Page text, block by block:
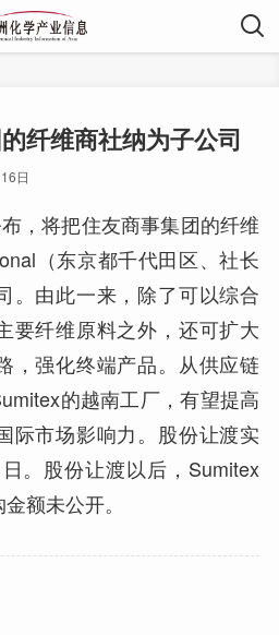
纤维商社纳为子公司
日
将把住友商事集团的纤维
（东京都千代田区、社长
。由此一来，除了可以综合
要纤维原料之外，还可扩大
，强化终端产品。从供应链
的越南工厂，有望提高
际市场影响力。股份让渡实
。股份让渡以后，Sumitex
额未公开。